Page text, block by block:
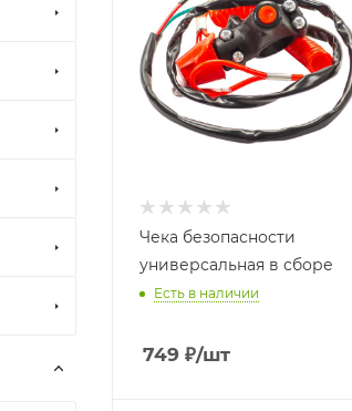
Чека безопасности
универсальная в сборе
Есть в наличии
749 ₽/шт